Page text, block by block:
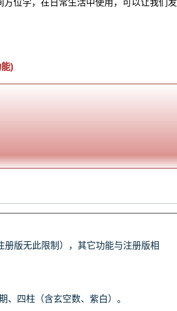
位学，在日常生活中使用，可以让我们发
)
册版无此限制），其它功能与注册版相
、四柱（含玄空数、紫白）。